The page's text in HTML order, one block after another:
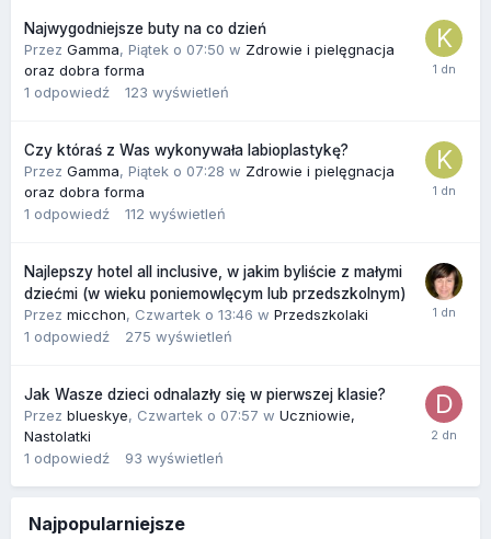
Najwygodniejsze buty na co dzień
Przez Gamma, Piątek o 07:50 w Zdrowie i pielęgnacja
oraz dobra forma
1 odpowiedź 123 wyświetleń
Czy któraś z Was wykonywała labioplastykę?
Przez Gamma, Piątek o 07:28 w Zdrowie i pielęgnacja
oraz dobra forma
1 odpowiedź 112 wyświetleń
Najlepszy hotel all inclusive, w jakim byliście z małymi
dziećmi (w wieku poniemowlęcym lub przedszkolnym)
Przez micchon, Czwartek o 13:46 w Przedszkolaki
1 odpowiedź 275 wyświetleń
Jak Wasze dzieci odnalazły się w pierwszej klasie?
Przez blueskye, Czwartek o 07:57 w Uczniowie,
Nastolatki
1 odpowiedź 93 wyświetleń
Najpopularniejsze